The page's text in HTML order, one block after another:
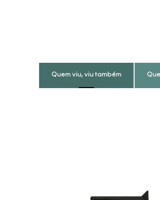
Quem viu, viu também